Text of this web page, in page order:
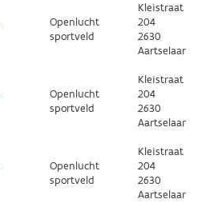
Openlucht
sportveld
Kleistraat
204
2630
Aartselaar
Openlucht
sportveld
Kleistraat
204
2630
Aartselaar
Openlucht
sportveld
Kleistraat
204
2630
Aartselaar